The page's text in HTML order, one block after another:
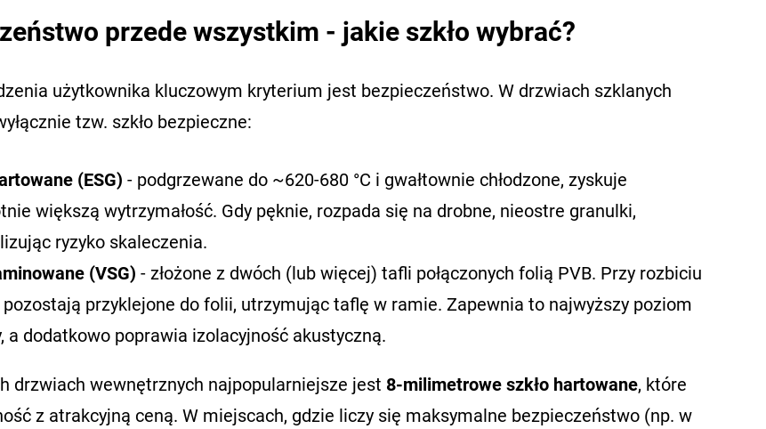
przede wszystkim - jakie szkło wybrać?
użytkownika kluczowym kryterium jest bezpieczeństwo. W drzwiach szklanych
tzw. szkło bezpieczne:
(ESG) - podgrzewane do ~620-680 °C i gwałtownie chłodzone, zyskuje
większą wytrzymałość. Gdy pęknie, rozpada się na drobne, nieostre granulki,
ryzyko skaleczenia.
(VSG) - złożone z dwóch (lub więcej) tafli połączonych folią PVB. Przy rozbiciu
pozostają przyklejone do folii, utrzymując taflę w ramie. Zapewnia to najwyższy poziom
a dodatkowo poprawia izolacyjność akustyczną.
drzwiach wewnętrznych najpopularniejsze jest 8-milimetrowe szkło hartowane, które
z atrakcyjną ceną. W miejscach, gdzie liczy się maksymalne bezpieczeństwo (np. w